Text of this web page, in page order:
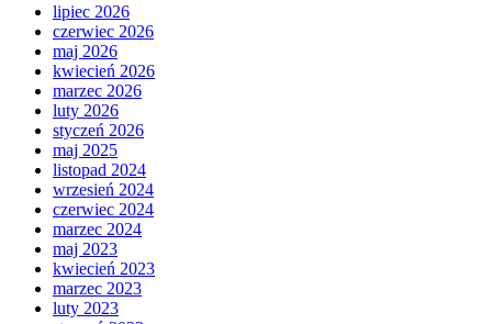
lipiec 2026
czerwiec 2026
maj 2026
kwiecień 2026
marzec 2026
luty 2026
styczeń 2026
maj 2025
listopad 2024
wrzesień 2024
czerwiec 2024
marzec 2024
maj 2023
kwiecień 2023
marzec 2023
luty 2023